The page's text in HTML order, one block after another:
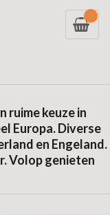
0
ruime keuze in
Europa. Diverse
en Engeland.
Volop genieten